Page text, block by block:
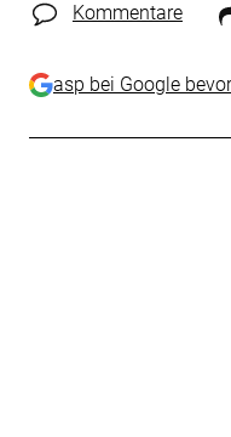
Kommentare
asp bei Google